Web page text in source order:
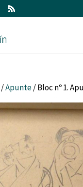
/Apunte/ Bloc nº 1.